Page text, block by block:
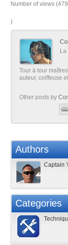
Number of views
)
Tour à tour
auteur, coiffeuse
Other posts by
Authors
Captain
Categories